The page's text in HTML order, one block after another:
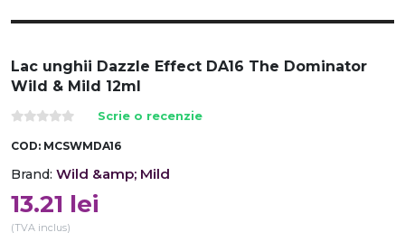
Lac unghii Dazzle Effect DA16 The Dominator
Wild & Mild 12ml
Scrie o recenzie
COD: MCSWMDA16
Brand: Wild &amp; Mild
13.21 lei
(TVA inclus)